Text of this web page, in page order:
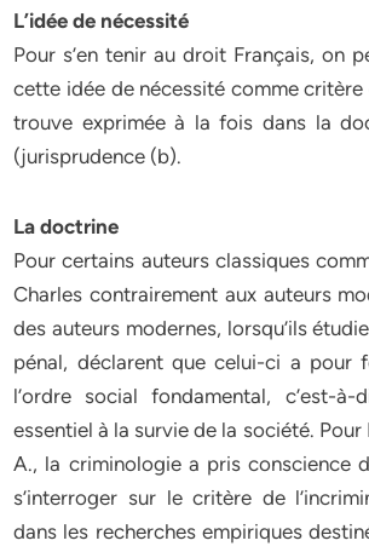
L’idée de nécessité
Pour s’en tenir au droit Français, on
cette idée de nécessité comme critère
trouve exprimée à la fois dans la
(jurisprudence (b).
La doctrine
Pour certains auteurs classiques
Charles contrairement aux auteurs
des auteurs modernes, lorsqu’ils
pénal, déclarent que celui-ci a pour
l’ordre social fondamental, c’est-
essentiel à la survie de la société. Pour
A., la criminologie a pris conscience
s’interroger sur le critère de
dans les recherches empiriques